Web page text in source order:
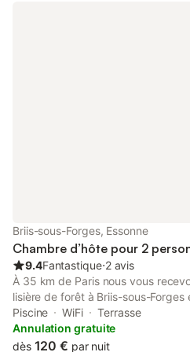
Briis-sous-Forges, Essonne
Chambre d’hôte pour 2
9.4Fantastique⋅2 avis
À 35 km de Paris nous vous
lisière de forêt à Briis-sous-
Chevreuse et proche de
vous recevoir : 3 terrasses avec
Ouest, piscine chauffée avec son
Piscine WiFi
Terrasse
Annulation gratuite
dès 120 € par nuit